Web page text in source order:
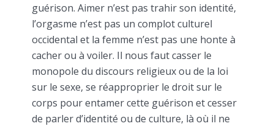
guérison. Aimer n’est pas trahir son identité,
l’orgasme n’est pas un complot culturel
occidental et la femme n’est pas une honte à
cacher ou à voiler. Il nous faut casser le
monopole du discours religieux ou de la loi
sur le sexe, se réapproprier le droit sur le
corps pour entamer cette guérison et cesser
de parler d’identité ou de culture, là où il ne